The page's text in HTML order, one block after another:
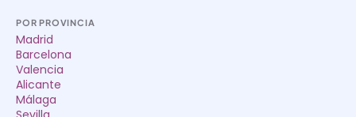
POR PROVINCIA
Madrid
Barcelona
Valencia
Alicante
Málaga